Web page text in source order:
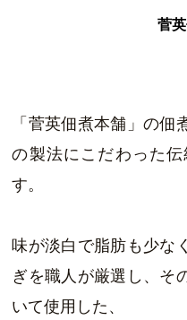
菅
「菅英佃煮本舗」の佃
の製法にこだわった伝
す。
味が淡白で脂肪も少な
ぎを職人が厳選し、 そ
いて使用した、